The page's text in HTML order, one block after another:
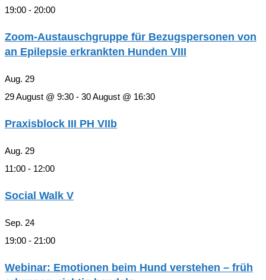
19:00 - 20:00
Zoom-Austauschgruppe für Bezugspersonen von
an Epilepsie erkrankten Hunden VIII
Aug. 29
29 August @ 9:30 - 30 August @ 16:30
Praxisblock III PH VIIb
Aug. 29
11:00 - 12:00
Social Walk V
Sep. 24
19:00 - 21:00
Webinar: Emotionen beim Hund verstehen – früh